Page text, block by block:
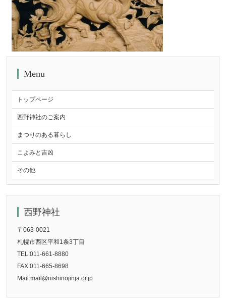
Menu
トップページ
西野神社のご案内
まつりのある暮らし
こよみと吉凶
その他
西野神社
〒063-0021
札幌市西区平和1条3丁目
TEL:011-661-8880
FAX:011-665-8698
Mail:mail@nishinojinja.or.jp